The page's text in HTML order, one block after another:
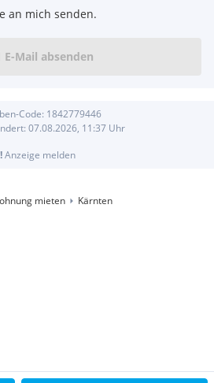
an mich senden.
E-Mail absenden
Code: 1842779446
07.08.2026, 11:37Uhr
!Anzeige melden
mieten
Kärnten